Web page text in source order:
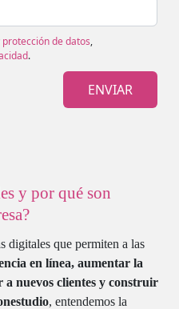
de datos,
.
y por qué son
digitales que permiten a las
en línea, aumentar la
nuevos clientes y construir
, entendemos la